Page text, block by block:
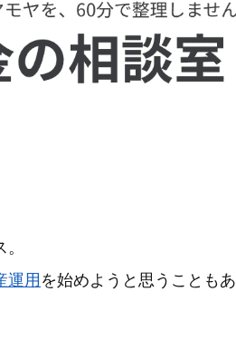
運用 を始めようと思うことも